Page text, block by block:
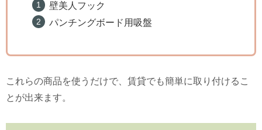
壁美人フック
パンチングボード用吸盤
これらの商品を使うだけで、賃貸でも簡単に取り付けるこ
とが出来ます。